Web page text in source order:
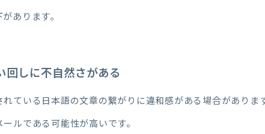
あります。
回しに不自然さがある
ている日本語の文章の繋がりに違和感がある場合があります
ルである可能性が高いです。